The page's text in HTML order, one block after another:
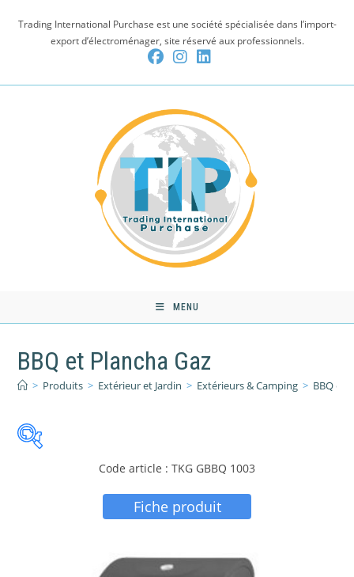
Trading International Purchase est une société spécialisée dans l’import-
export d’électroménager, site réservé aux professionnels.
MENU
BBQ et Plancha Gaz
> Produits > Extérieur et Jardin > Extérieurs & Camping > BBQ et
Code article : TKG GBBQ 1003
Fiche produit